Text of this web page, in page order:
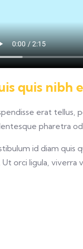
quis nibh
erat tellus,
pharetra
id diam quis
Ut orci ligula,